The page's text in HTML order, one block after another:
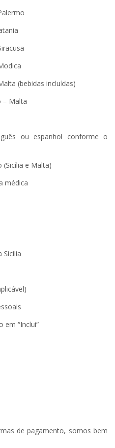
(bebidas incluídas)
– Malta
ou espanhol conforme o
(Sicília e Malta)
médica
Sicília
em “Inclui”
de pagamento, somos bem